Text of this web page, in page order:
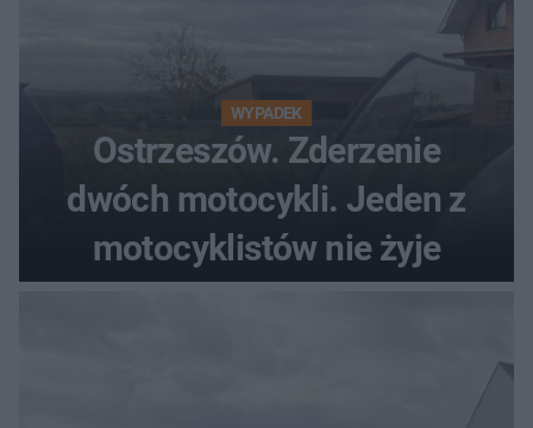
WYPADEK
Ostrzeszów. Zderzenie
dwóch motocykli. Jeden z
motocyklistów nie żyje